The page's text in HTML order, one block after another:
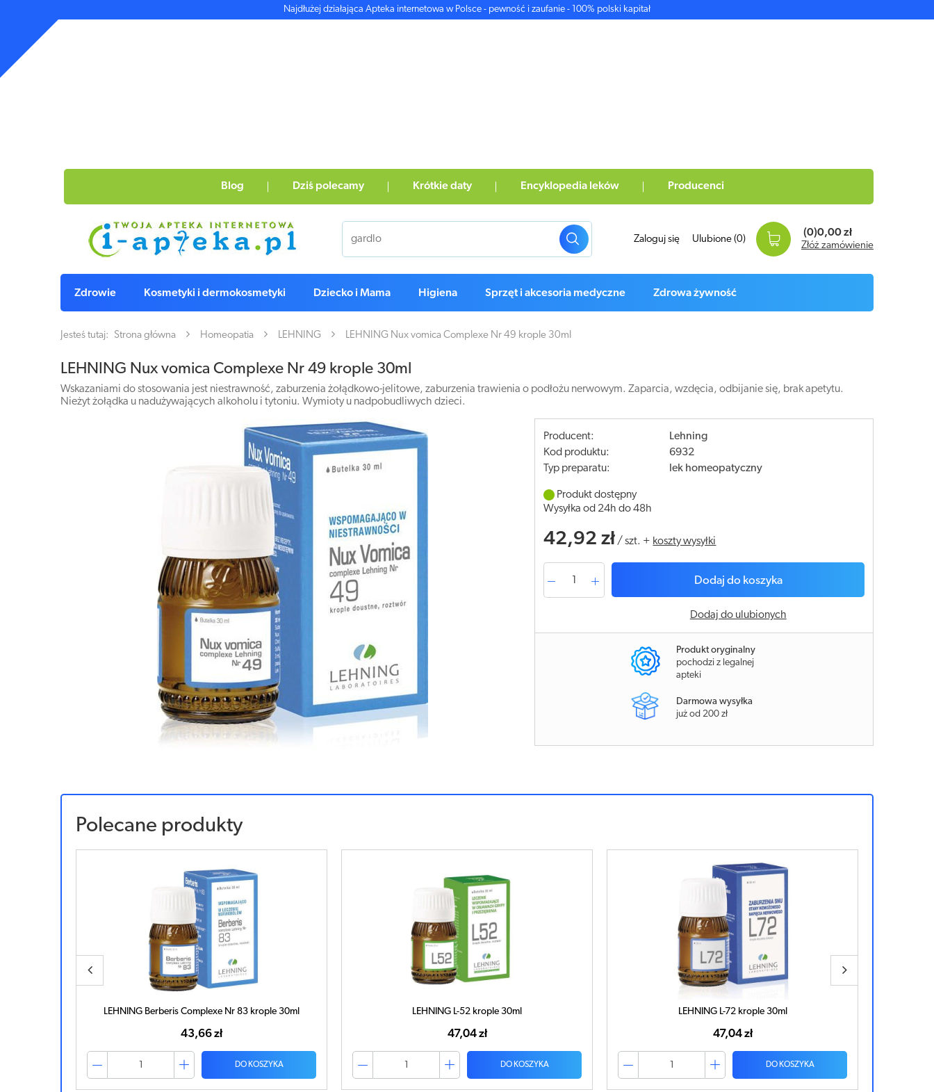
Najdłużej działająca Apteka internetowa w Polsce - pewność i zaufanie - 100% polski kapitał
Blog Dziś polecamy Krótkie daty Encyklopedia leków Producenci
Zaloguj się Ulubione (0)
(0)0,00 zł
Złóż zamówienie
Zdrowie Kosmetyki i dermokosmetyki Dziecko i Mama Higiena Sprzęt i akcesoria medyczne Zdrowa żywność
Jesteś tutaj: Strona główna Homeopatia LEHNING LEHNING Nux vomica Complexe Nr 49 krople 30ml
LEHNING Nux vomica Complexe Nr 49 krople 30ml
Wskazaniami do stosowania jest niestrawność, zaburzenia żołądkowo-jelitowe, zaburzenia trawienia o podłożu nerwowym. Zaparcia, wzdęcia, odbijanie się, brak apetytu.
Nieżyt żołądka u nadużywających alkoholu i tytoniu. Wymioty u nadpobudliwych dzieci.
Producent:
Lehning
Kod produktu:
6932
Typ preparatu:
lek homeopatyczny
Produkt dostępny
Wysyłka od 24h do 48h
42,92 zł /szt. + koszty wysyłki
Dodaj do koszyka
Dodaj do ulubionych
Produkt oryginalny
pochodzi z legalnej
apteki
Darmowa wysyłka
już od 200 zł
Polecane produkty
LEHNING L-52 krople 30ml
47,04 zł
DO KOSZYKA
LEHNING L-72 krople 30ml
47,04 zł
DO KOSZYKA
LEHNING Nux vomica Complexe Nr 49 krople 30ml
42,92 zł
DO KOSZYKA